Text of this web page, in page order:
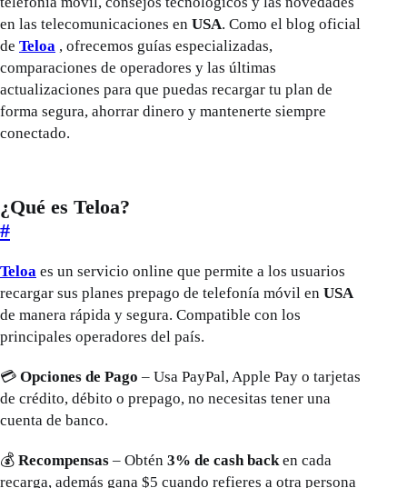
en las telecomunicaciones en USA. Como el blog oficial
de Teloa , ofrecemos guías especializadas,
comparaciones de operadores y las últimas
actualizaciones para que puedas recargar tu plan de
forma segura, ahorrar dinero y mantenerte siempre
conectado.
¿Qué es Teloa?
#
Teloa es un servicio online que permite a los usuarios
recargar sus planes prepago de telefonía móvil en USA
de manera rápida y segura. Compatible con los
principales operadores del país.
💳 Opciones de Pago – Usa PayPal, Apple Pay o tarjetas
de crédito, débito o prepago, no necesitas tener una
cuenta de banco.
💰 Recompensas – Obtén 3% de cash backen cada
recarga, además gana $5 cuando refieres a otra persona